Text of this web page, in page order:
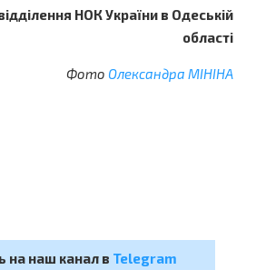
НОК України в Одеській
області
Фото Олександра МІНІНА
на наш канал в Telegram